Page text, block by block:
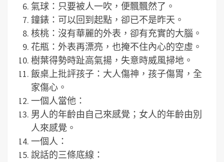
氣球：只要被人一吹，便飄飄然了。
鐘錶：可以回到起點，卻已不是昨天。
核桃：沒有華麗的外表，卻有充實的大腦。
花瓶：外表再漂亮，也掩不住內心的空虛。
樹葉得勢時趾高氣揚，失意時威風掃地。
飯桌上批評孩子：大人傷神，孩子傷胃，全
家傷心。
一個人當他：
男人的年齡由自己來感覺；女人的年齡由別
人來感覺。
一個人：
說話的三條底線：